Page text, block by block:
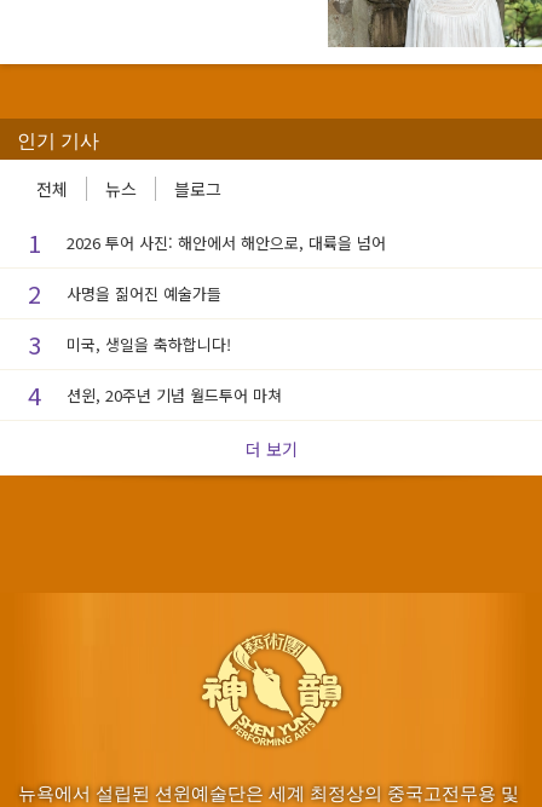
인기 기사
전체 뉴스 블로그
1 2026 투어 사진: 해안에서 해안으로, 대륙을 넘어
2 사명을 짊어진 예술가들
3 미국, 생일을 축하합니다!
4 션윈, 20주년 기념 월드투어 마쳐
더 보기
뉴욕에서 설립된 션윈예술단은 세계 최정상의 중국고전무용 및